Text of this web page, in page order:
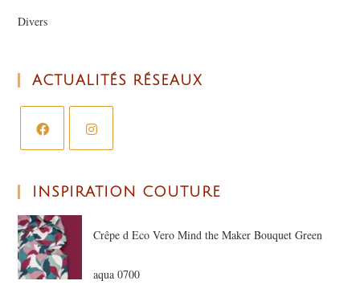
Divers
ACTUALITÉS RÉSEAUX
INSPIRATION COUTURE
Crêpe d Eco Vero Mind the Maker Bouquet Green
aqua 0700